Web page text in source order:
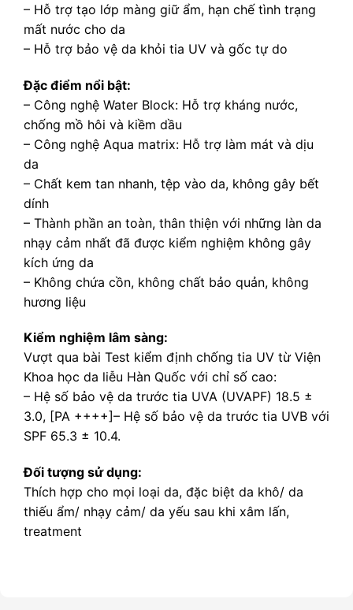
– Hỗ trợ tạo lớp màng giữ ẩm, hạn chế tình trạng
mất nước cho da
– Hỗ trợ bảo vệ da khỏi tia UV và gốc tự do
Đặc điểm nổi bật:
– Công nghệ Water Block: Hỗ trợ kháng nước,
chống mồ hôi và kiềm dầu
– Công nghệ Aqua matrix: Hỗ trợ làm mát và dịu
da
– Chất kem tan nhanh, tệp vào da, không gây bết
dính
– Thành phần an toàn, thân thiện với những làn da
nhạy cảm nhất đã được kiểm nghiệm không gây
kích ứng da
– Không chứa cồn, không chất bảo quản, không
hương liệu
Kiểm nghiệm lâm sàng:
Vượt qua bài Test kiểm định chống tia UV từ Viện
Khoa học da liễu Hàn Quốc với chỉ số cao:
– Hệ số bảo vệ da trước tia UVA (UVAPF) 18.5 ±
3.0, [PA ++++]– Hệ số bảo vệ da trước tia UVB với
SPF 65.3 ± 10.4.
Đối tượng sử dụng:
Thích hợp cho mọi loại da, đặc biệt da khô/ da
thiếu ẩm/ nhạy cảm/ da yếu sau khi xâm lấn,
treatment